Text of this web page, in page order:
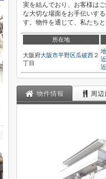
実を結んでおり、お客様は
な大切な場面をお手伝いす
す。物件を通じて、私たち
所在地
大阪府大阪市平野区瓜破西 ２
丁目
物件情報 周